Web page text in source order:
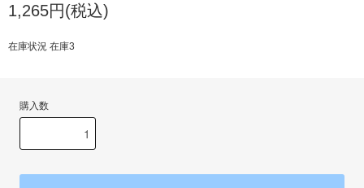
1,265円(税込)
在庫状況 在庫3
購入数